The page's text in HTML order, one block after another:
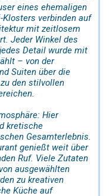
eines ehemaligen
verbinden auf
mit zeitlosem
Jeder Winkel des
Detail wurde mit
– von der
Suiten über die
den stilvollen
Hier
kretische
Gesamterlebnis.
genießt weit über
Ruf. Viele Zutaten
ausgewählten
zu kreativen
Küche auf